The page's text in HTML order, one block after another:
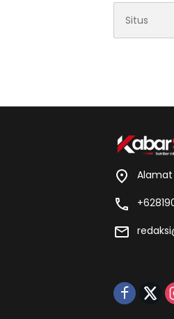
Alamat